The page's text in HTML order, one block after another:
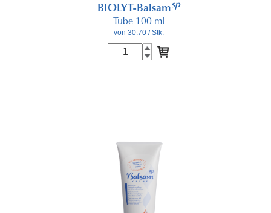
BIOLYT-Balsamsp
Tube 100 ml
von 30.70/ Stk.